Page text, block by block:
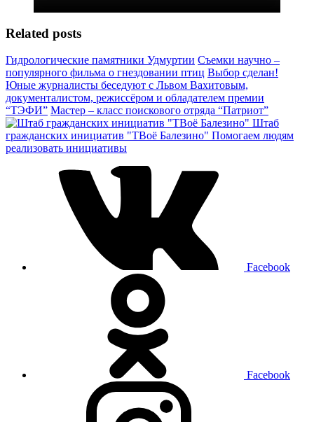
Related posts
Гидрологические памятники Удмуртии Съемки научно –
популярного фильма о гнездовании птиц Выбор сделан!
Юные журналисты беседуют с Львом Вахитовым,
документалистом, режиссёром и обладателем премии
“ТЭФИ” Мастер – класс поискового отряда “Патриот”
Штаб
гражданских инициатив "ТВоё Балезино" Помогаем людям
реализовать инициативы
Facebook
Facebook